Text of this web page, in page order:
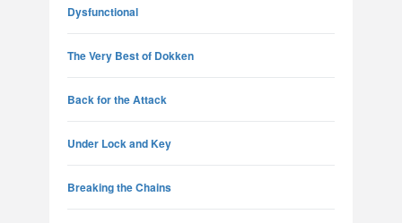
Dysfunctional
The Very Best of Dokken
Back for the Attack
Under Lock and Key
Breaking the Chains